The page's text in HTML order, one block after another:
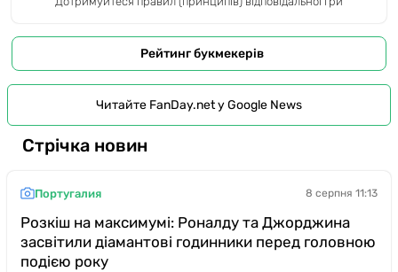
Рейтинг букмекерів
Читайте FanDay.net у Google News
Стрічка новин
Португалия 8 серпня 11:13
Розкіш на максимумі: Роналду та Джорджина
засвітили діамантові годинники перед головною
подією року